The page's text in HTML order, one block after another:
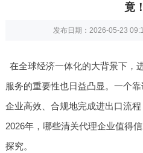
竟！
发布日期：2026-05-23
在全球经济一体化的大背景下，
服务的重要性也日益凸显。一个
企业高效、合规地完成进出口流
2026年，哪些清关代理企业值得
探究。